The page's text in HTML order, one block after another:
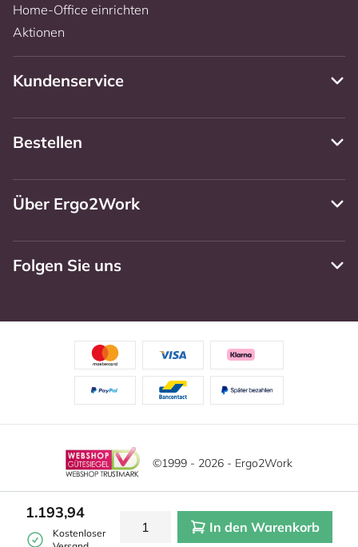
1.193,94
Kostenloser
In den Warenkorb
Home-Office einrichten
Aktionen
Kundenservice
Bestellen
Über Ergo2Work
Folgen Sie uns
©1999 - 2026 - Ergo2Work
Haftungsausschluss
Allgemeine Geschäftsbedingungen
Cookie-Einstellungen